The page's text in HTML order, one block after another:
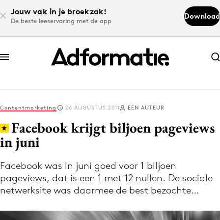
Jouw vak in je broekzak!
De beste leeservaring met de app
Download
Abonneer nu
Abonneer nu
Log in
Volg het laatste nieuws via de Adformatie
Nieuws app
Contentmarketing 26 AUGUSTUS 2011 EEN AUTEUR
Facebook krijgt biljoen pageviews
in juni
Facebook was in juni goed voor 1 biljoen
pageviews, dat is een 1 met 12 nullen. De sociale
netwerksite was daarmee de best bezochte…